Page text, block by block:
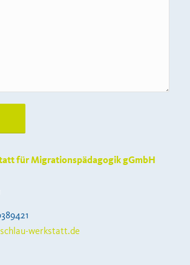
für Migrationspädagogik gGmbH
werkstatt.de